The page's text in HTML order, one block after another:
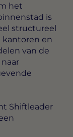
het
is
structureel
kantoren en
van de
Shiftleader